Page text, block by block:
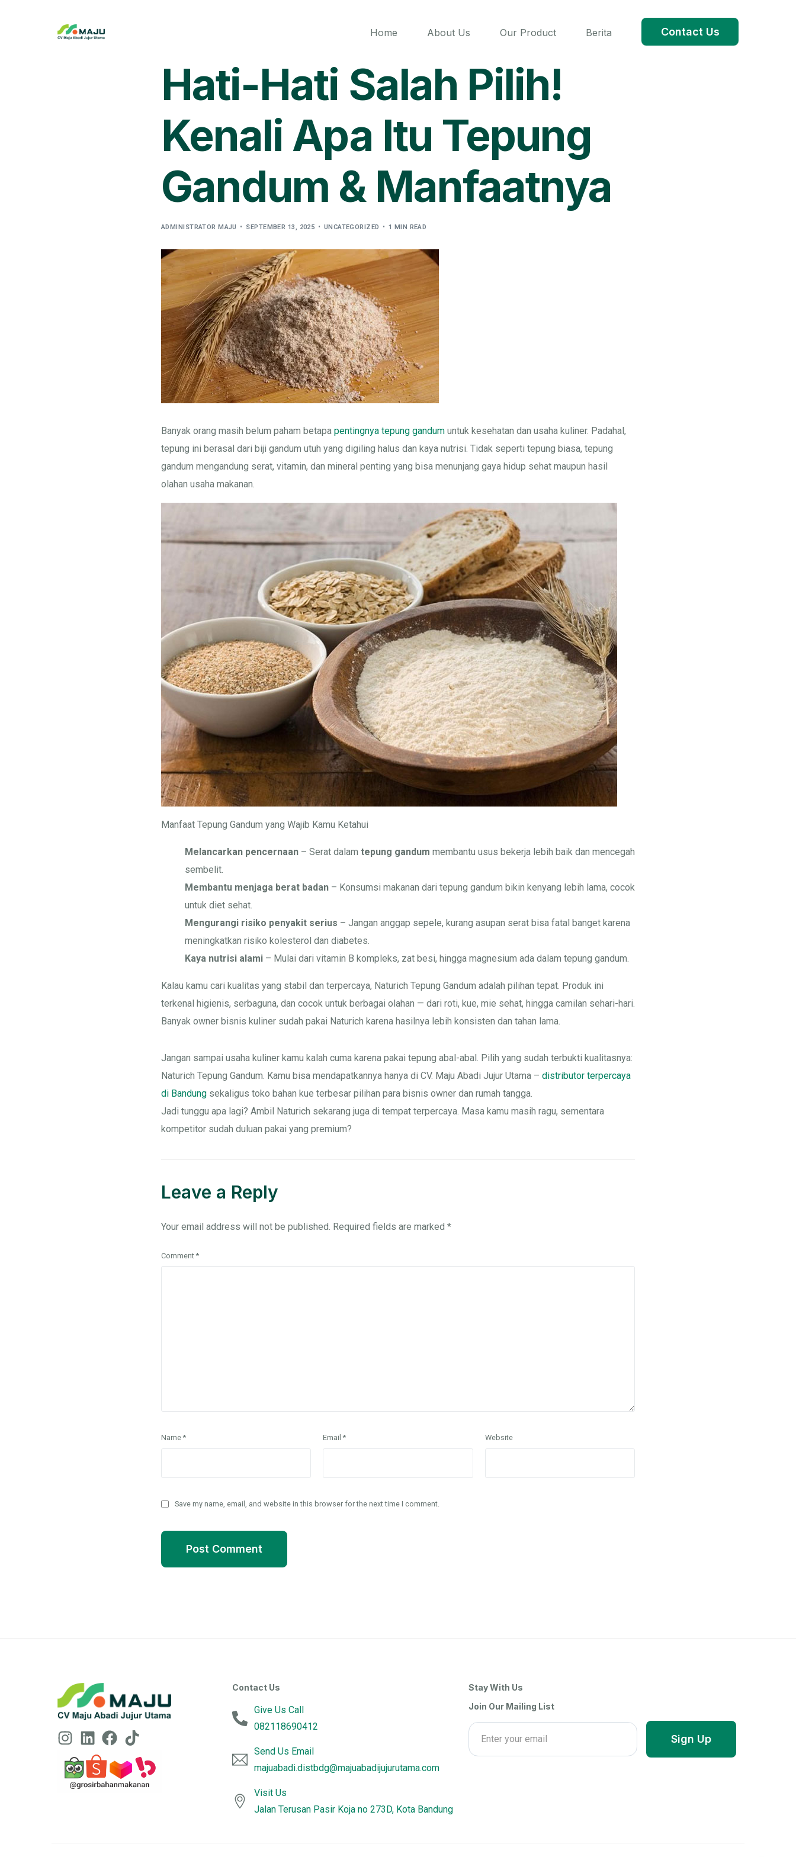
Home About Us Our Product Berita Contact Us
Hati-Hati Salah Pilih!
Kenali Apa Itu Tepung
Gandum & Manfaatnya
ADMINISTRATOR MAJU SEPTEMBER 13, 2025 UNCATEGORIZED 1 MIN READ
Banyak orang masih belum paham betapa pentingnya tepung gandum untuk kesehatan dan usaha kuliner. Padahal,
tepung ini berasal dari biji gandum utuh yang digiling halus dan kaya nutrisi. Tidak seperti tepung biasa, tepung
gandum mengandung serat, vitamin, dan mineral penting yang bisa menunjang gaya hidup sehat maupun hasil
olahan usaha makanan.
Manfaat Tepung Gandum yang Wajib Kamu Ketahui
Melancarkan pencernaan – Serat dalam tepung gandum membantu usus bekerja lebih baik dan mencegah
sembelit.
Membantu menjaga berat badan – Konsumsi makanan dari tepung gandum bikin kenyang lebih lama, cocok
untuk diet sehat.
Mengurangi risiko penyakit serius – Jangan anggap sepele, kurang asupan serat bisa fatal banget karena
meningkatkan risiko kolesterol dan diabetes.
Kaya nutrisi alami – Mulai dari vitamin B kompleks, zat besi, hingga magnesium ada dalam tepung gandum.
Kalau kamu cari kualitas yang stabil dan terpercaya, Naturich Tepung Gandum adalah pilihan tepat. Produk ini
terkenal higienis, serbaguna, dan cocok untuk berbagai olahan — dari roti, kue, mie sehat, hingga camilan sehari-hari.
Banyak owner bisnis kuliner sudah pakai Naturich karena hasilnya lebih konsisten dan tahan lama.
Jangan sampai usaha kuliner kamu kalah cuma karena pakai tepung abal-abal. Pilih yang sudah terbukti kualitasnya:
Naturich Tepung Gandum. Kamu bisa mendapatkannya hanya di CV. Maju Abadi Jujur Utama – distributor terpercaya
di Bandung sekaligus toko bahan kue terbesar pilihan para bisnis owner dan rumah tangga.
Jadi tunggu apa lagi? Ambil Naturich sekarang juga di tempat terpercaya. Masa kamu masih ragu, sementara
kompetitor sudah duluan pakai yang premium?
Leave a Reply
Your email address will not be published. Required fields are marked *
Comment *
Name * Email* Website
Save my name, email, and website in this browser for the next time I comment.
Contact Us
Give Us Call
082118690412
Send Us Email
majuabadi.distbdg@majuabadijujurutama.com
Visit Us
Jalan Terusan Pasir Koja no 273D, Kota Bandung
Stay With Us
Join Our Mailing List
Sign Up